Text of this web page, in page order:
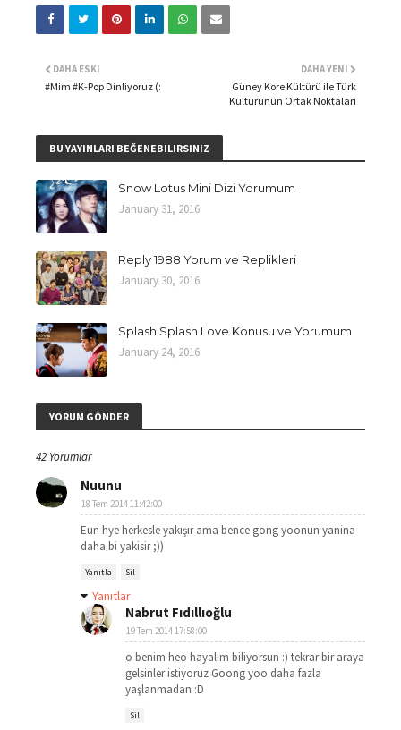
DAHA YENI
Güney Kore Kültürü ile Türk
Kültürünün Ortak Noktaları
DAHA ESKI
#Mim #K-Pop Dinliyoruz (:
BU YAYINLARI BEĞENEBILIRSINIZ
Snow Lotus Mini Dizi Yorumum
January 31, 2016
Reply 1988 Yorum ve Replikleri
January 30, 2016
Splash Splash Love Konusu ve Yorumum
January 24, 2016
YORUM GÖNDER
42 Yorumlar
Nuunu
18 Tem 2014 11:42:00
Eun hye herkesle yakışır ama bence gong yoonun yanina
daha bi yakisir ;))
Yanıtla Sil
Yanıtlar
Nabrut Fıdıllıoğlu
19 Tem 2014 17:58:00
o benim heo hayalim biliyorsun :) tekrar bir araya
gelsinler istiyoruz Goong yoo daha fazla
yaşlanmadan :D
Sil